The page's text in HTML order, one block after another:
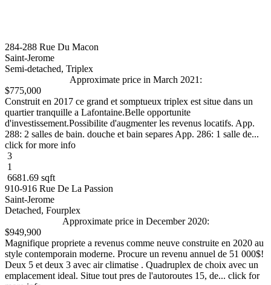
284-288 Rue Du Macon
Saint-Jerome
Semi-detached, Triplex
Approximate price in March 2021:
$775,000
Construit en 2017 ce grand et somptueux triplex est situe dans un
quartier tranquille a Lafontaine.Belle opportunite
d'investissement.Possibilite d'augmenter les revenus locatifs. App.
288: 2 salles de bain. douche et bain separes App. 286: 1 salle de...
click for more info
3
1
6681.69 sqft
910-916 Rue De La Passion
Saint-Jerome
Detached, Fourplex
Approximate price in December 2020:
$949,900
Magnifique propriete a revenus comme neuve construite en 2020 au
style contemporain moderne. Procure un revenu annuel de 51 000$!
Deux 5 et deux 3 avec air climatise . Quadruplex de choix avec un
emplacement ideal. Situe tout pres de l'autoroutes 15, de... click for